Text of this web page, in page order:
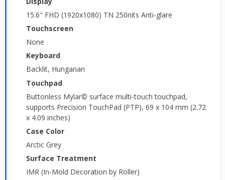
15.6" FHD (1920x1080) TN 250nits Anti-glare
Touchscreen
None
Keyboard
Backlit, Hungarian
Touchpad
Buttonless Mylar© surface multi-touch touchpad,
supports Precision TouchPad (PTP), 69 x 104 mm (2.72
x 4.09 inches)
Case Color
Arctic Grey
Surface Treatment
IMR (In-Mold Decoration by Roller)